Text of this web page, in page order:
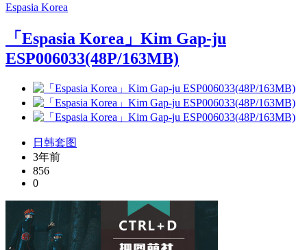
Espasia Korea
「Espasia Korea」Kim Gap-ju
ESP006033(48P/163MB)
日韩套图
3年前
856
0